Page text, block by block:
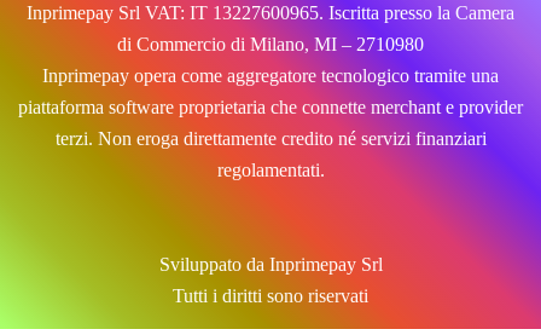
Inprimepay Srl VAT: IT 13227600965. Iscritta presso la Camera
di Commercio di Milano, MI – 2710980
Inprimepay opera come aggregatore tecnologico tramite una
piattaforma software proprietaria che connette merchant e provider
terzi. Non eroga direttamente credito né servizi finanziari
regolamentati.
Sviluppato da Inprimepay Srl
Tutti i diritti sono riservati